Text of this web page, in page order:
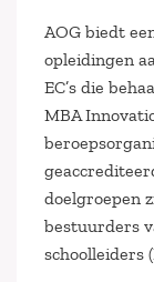
AOG biedt
opleidingen
EC’s die
MBA
doelgroepen
bestuurders
schoolleiders